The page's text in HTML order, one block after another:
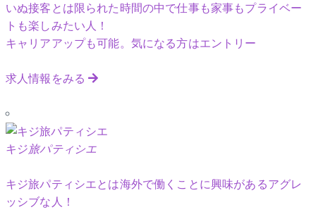
いぬ接客とは限られた時間の中で仕事も家事もプライベー
トも楽しみたい人！
キャリアアップも可能。気になる方はエントリー
求人情報をみる
キジ旅パティシエ
キジ旅パティシエとは海外で働くことに興味があるアグレ
ッシブな人！